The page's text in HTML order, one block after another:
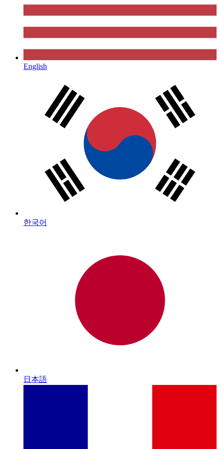
English
한국어
日本語